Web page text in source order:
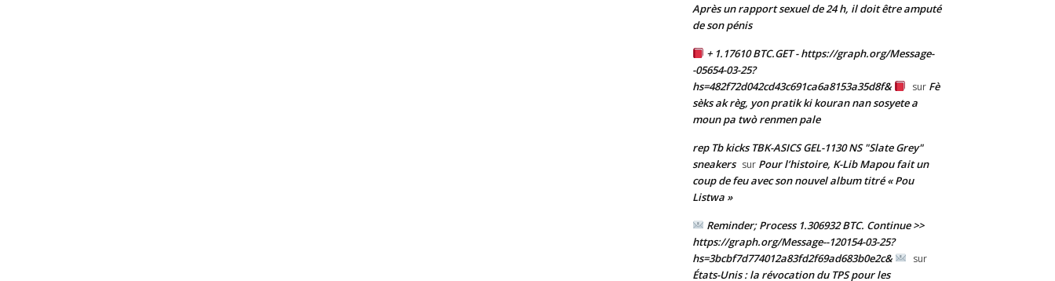
Après un rapport sexuel de 24 h, il doit être amputé
de son pénis
+ 1.17610 BTC.GET - https://graph.org/Message-
-05654-03-25?
hs=482f72d042cd43c691ca6a8153a35d8f&
sur Fè
sèks ak règ, yon pratik ki kouran nan sosyete a
moun pa twò renmen pale
rep Tb kicks TBK-ASICS GEL-1130 NS "Slate Grey"
sneakers sur Pour l’histoire, K-Lib Mapou fait un
coup de feu avec son nouvel album titré « Pou
Listwa »
Reminder; Process 1.306932 BTC. Continue >>
https://graph.org/Message--120154-03-25?
hs=3bcbf7d774012a83fd2f69ad683b0e2c&
sur
États-Unis : la révocation du TPS pour les